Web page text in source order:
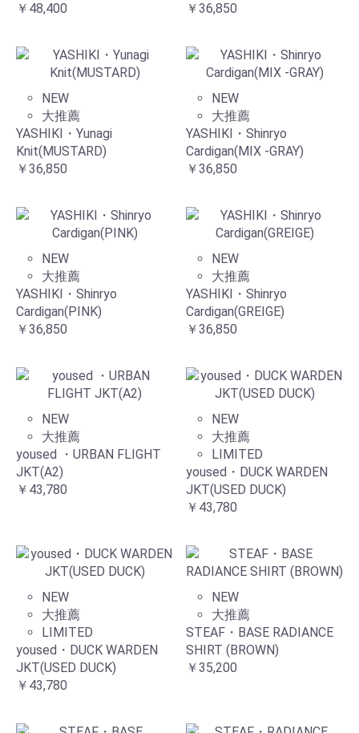
￥48,400
￥36,850
NEW
大推薦
YASHIKI・Yunagi
Knit(MUSTARD)
￥36,850
NEW
大推薦
YASHIKI・Shinryo
Cardigan(MIX -GRAY)
￥36,850
NEW
大推薦
YASHIKI・Shinryo
Cardigan(PINK)
￥36,850
NEW
大推薦
YASHIKI・Shinryo
Cardigan(GREIGE)
￥36,850
NEW
大推薦
yoused ・URBAN FLIGHT
JKT(A2)
￥43,780
NEW
大推薦
LIMITED
yoused・DUCK WARDEN
JKT(USED DUCK)
￥43,780
NEW
大推薦
LIMITED
yoused・DUCK WARDEN
JKT(USED DUCK)
￥43,780
NEW
大推薦
STEAF・BASE RADIANCE
SHIRT (BROWN)
￥35,200